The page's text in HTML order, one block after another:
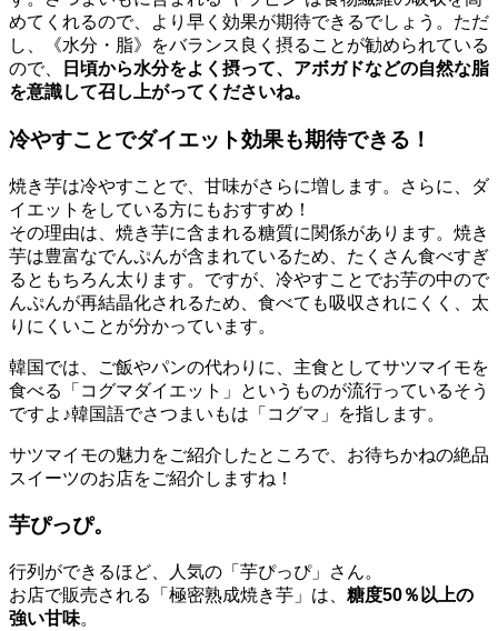
めてくれるので、より早く効果が期待できるでしょう。 ただ
し、《水分・脂》をバランス良く摂ることが勧められている
ので、
日頃から水分をよく摂って、アボガドなどの自然な脂
を意識して召し上がってくださいね。
冷やすことでダイエット効果も期待できる！
焼き芋は冷やすことで、甘味がさらに増します。さらに、ダ
イエットをしている方にもおすすめ！
その理由は、焼き芋に含まれる糖質に関係があります。焼き
芋は豊富なでんぷんが含まれているため、たくさん食べすぎ
るともちろん太ります。ですが、冷やすことでお芋の中ので
んぷんが再結晶化されるため、食べても吸収されにくく、太
りにくいことが分かっています。
韓国では、ご飯やパンの代わりに、主食としてサツマイモを
食べる「コグマダイエット」というものが流行っているそう
ですよ♪韓国語でさつまいもは「コグマ」を指します。
サツマイモの魅力をご紹介したところで、お待ちかねの絶品
スイーツのお店をご紹介しますね！
芋ぴっぴ。
行列ができるほど、人気の「芋ぴっぴ」さん。
お店で販売される「極密熟成焼き芋」は、 糖度50％以上の
強い甘味。